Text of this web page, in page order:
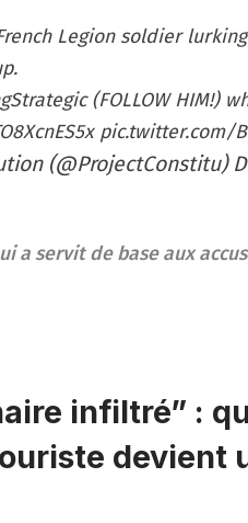
Legion soldier
(FOLLOW HIM!)
pic.twitter.com/
(@ProjectConstitu)
a servit de base aux
infiltré” :
devient